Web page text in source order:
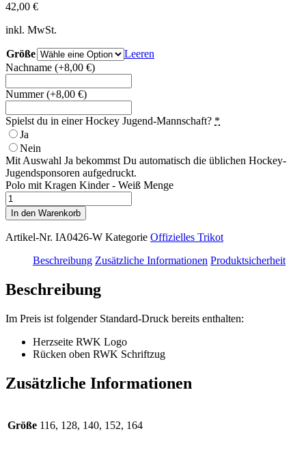
42,00 €
inkl. MwSt.
Größe
Leeren
Nachname (+8,00 €)
Nummer (+8,00 €)
Spielst du in einer Hockey Jugend-Mannschaft? *
Ja
Nein
Mit Auswahl Ja bekommst Du automatisch die üblichen Hockey-
Jugendsponsoren aufgedruckt.
Polo mit Kragen Kinder - Weiß Menge
In den Warenkorb
Artikel-Nr. IA0426-W Kategorie Offizielles Trikot
Beschreibung Zusätzliche Informationen Produktsicherheit
Beschreibung
Im Preis ist folgender Standard-Druck bereits enthalten:
Herzseite RWK Logo
Rücken oben RWK Schriftzug
Zusätzliche Informationen
Größe 116, 128, 140, 152, 164